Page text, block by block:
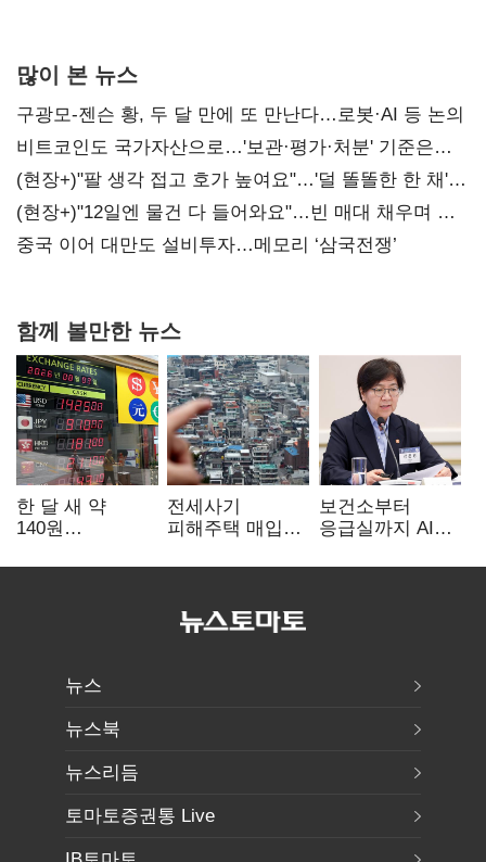
많이 본 뉴스
구광모-젠슨 황, 두 달 만에 또 만난다…로봇·AI 등 논의
비트코인도 국가자산으로…'보관·평가·처분' 기준은
숙제
(현장+)"팔 생각 접고 호가 높여요"…'덜 똘똘한 한 채'
20억 키맞추기
(현장+)"12일엔 물건 다 들어와요"…빈 매대 채우며 문
연 홈플러스
중국 이어 대만도 설비투자…메모리 ‘삼국전쟁’
함께 볼만한 뉴스
한 달 새 약
140원
엔저'에 원화
전세사기
피해주택 매입
누적 피해자
보건소부터
응급실까지 AI
혁신 본격화
뉴스
뉴스북
뉴스리듬
토마토증권통 Live